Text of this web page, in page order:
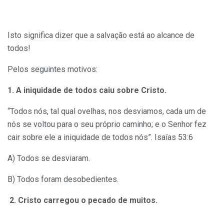
Isto significa dizer que a salvação está ao alcance de
todos!
Pelos seguintes motivos:
1. A iniquidade de todos caiu sobre Cristo.
“Todos nós, tal qual ovelhas, nos desviamos, cada um de
nós se voltou para o seu próprio caminho; e o Senhor fez
cair sobre ele a iniquidade de todos nós”. Isaías 53:6
A) Todos se desviaram.
B) Todos foram desobedientes.
2. Cristo carregou o pecado de muitos.